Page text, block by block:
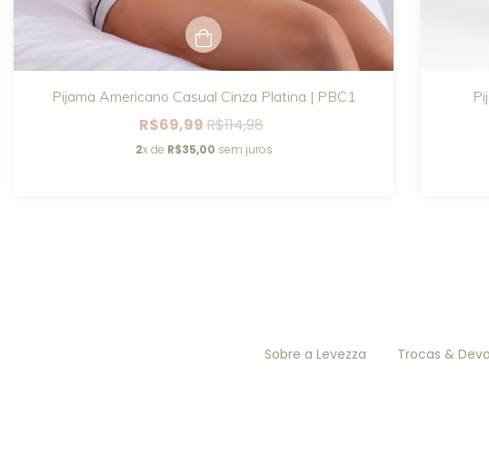
Pijama Americano Casual Cinza Platina | PBC1
R$69,99R$114,98
2x de R$35,00 sem juros
Sobre a Levezza Trocas &